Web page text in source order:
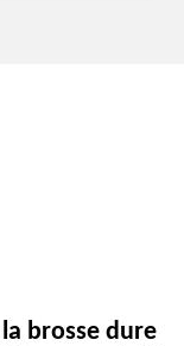
brosse dure